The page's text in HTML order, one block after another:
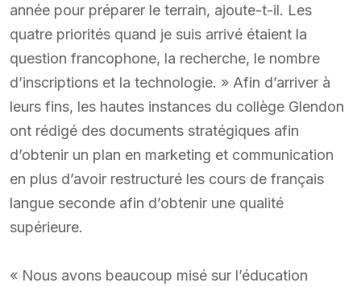
année pour préparer le terrain, ajoute-t-il. Les
quatre priorités quand je suis arrivé étaient la
question francophone, la recherche, le nombre
d’inscriptions et la technologie. » Afin d’arriver à
leurs fins, les hautes instances du collège Glendon
ont rédigé des documents stratégiques afin
d’obtenir un plan en marketing et communication
en plus d’avoir restructuré les cours de français
langue seconde afin d’obtenir une qualité
supérieure.
« Nous avons beaucoup misé sur l’éducation